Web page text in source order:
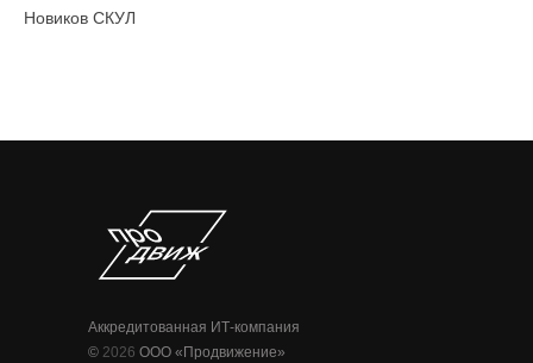
Новиков СКУЛ
© 2026 ООО «Продвижение»
Аккредитованная ИТ-компания